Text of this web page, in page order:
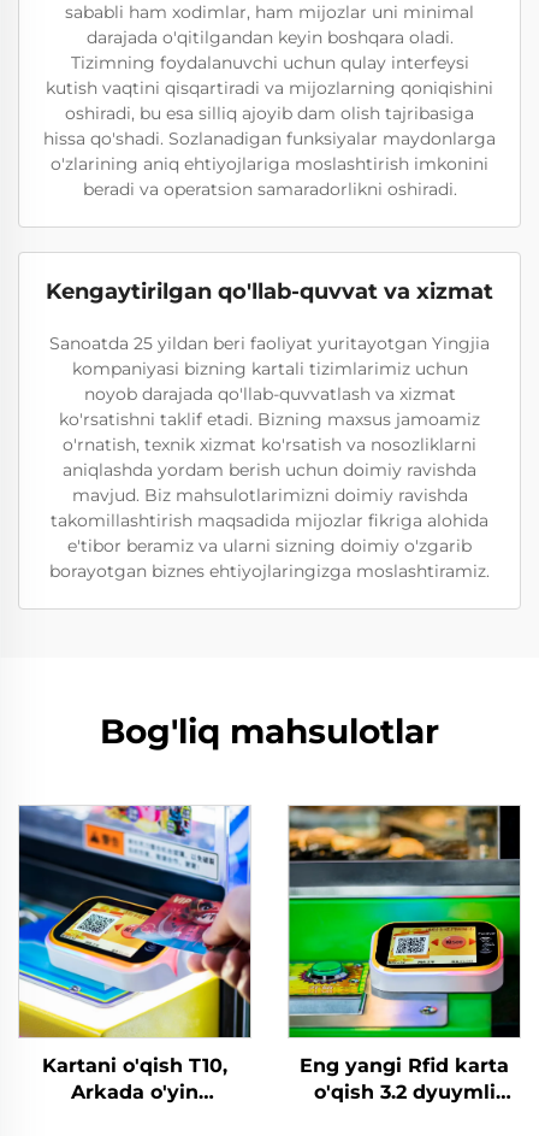
sababli ham xodimlar, ham mijozlar uni minimal
darajada o'qitilgandan keyin boshqara oladi.
Tizimning foydalanuvchi uchun qulay interfeysi
kutish vaqtini qisqartiradi va mijozlarning qoniqishini
oshiradi, bu esa silliq ajoyib dam olish tajribasiga
hissa qo'shadi. Sozlanadigan funksiyalar maydonlarga
o'zlarining aniq ehtiyojlariga moslashtirish imkonini
beradi va operatsion samaradorlikni oshiradi.
Kengaytirilgan qo'llab-quvvat va xizmat
Sanoatda 25 yildan beri faoliyat yuritayotgan Yingjia
kompaniyasi bizning kartali tizimlarimiz uchun
noyob darajada qo'llab-quvvatlash va xizmat
ko'rsatishni taklif etadi. Bizning maxsus jamoamiz
o'rnatish, texnik xizmat ko'rsatish va nosozliklarni
aniqlashda yordam berish uchun doimiy ravishda
mavjud. Biz mahsulotlarimizni doimiy ravishda
takomillashtirish maqsadida mijozlar fikriga alohida
e'tibor beramiz va ularni sizning doimiy o'zgarib
borayotgan biznes ehtiyojlaringizga moslashtiramiz.
Bog'liq mahsulotlar
Kartani o'qish T10,
Arkada o'yin
Eng yangi Rfid karta
o'qish 3.2 dyuymli